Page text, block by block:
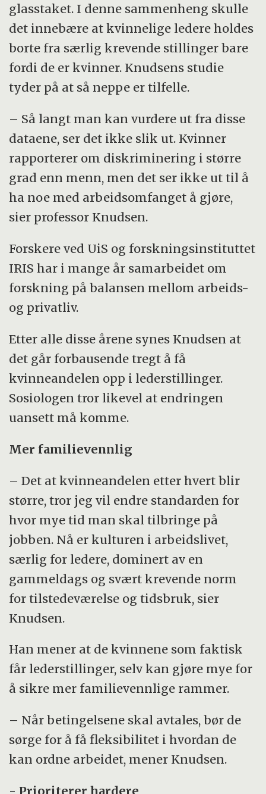
glasstaket. I denne sammenheng skulle
det innebære at kvinnelige ledere holdes
borte fra særlig krevende stillinger bare
fordi de er kvinner. Knudsens studie
tyder på at så neppe er tilfelle.
– Så langt man kan vurdere ut fra disse
dataene, ser det ikke slik ut. Kvinner
rapporterer om diskriminering i større
grad enn menn, men det ser ikke ut til å
ha noe med arbeidsomfanget å gjøre,
sier professor Knudsen.
Forskere ved UiS og forskningsinstituttet
IRIS har i mange år samarbeidet om
forskning på balansen mellom arbeids-
og privatliv.
Etter alle disse årene synes Knudsen at
det går forbausende tregt å få
kvinneandelen opp i lederstillinger.
Sosiologen tror likevel at endringen
uansett må komme.
Mer familievennlig
– Det at kvinneandelen etter hvert blir
større, tror jeg vil endre standarden for
hvor mye tid man skal tilbringe på
jobben. Nå er kulturen i arbeidslivet,
særlig for ledere, dominert av en
gammeldags og svært krevende norm
for tilstedeværelse og tidsbruk, sier
Knudsen.
Han mener at de kvinnene som faktisk
får lederstillinger, selv kan gjøre mye for
å sikre mer familievennlige rammer.
– Når betingelsene skal avtales, bør de
sørge for å få fleksibilitet i hvordan de
kan ordne arbeidet, mener Knudsen.
- Prioriterer hardere